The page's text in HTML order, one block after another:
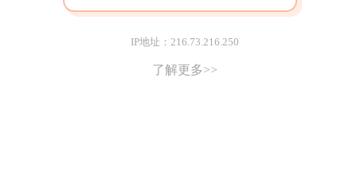
IP地址：216.73.216.250
了解更多>>